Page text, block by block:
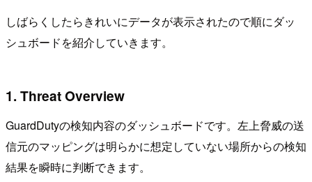
しばらくしたらきれいにデータが表示されたので順にダッ
シュボードを紹介していきます。
1. Threat Overview
GuardDutyの検知内容のダッシュボードです。左上脅威の送
信元のマッピングは明らかに想定していない場所からの検知
結果を瞬時に判断できます。